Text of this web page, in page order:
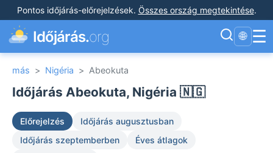
Pontos időjárás-előrejelzések. Összes ország megtekintése.
Időjárás.org 🌐 ☰
más > Nigéria > Abeokuta
Időjárás Abeokuta, Nigéria 🇳🇬
Előrejelzés
Időjárás augusztusban
Időjárás szeptemberben
Éves átlagok